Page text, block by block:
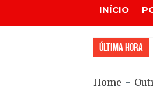
INÍCIO
Última Hora
Home -